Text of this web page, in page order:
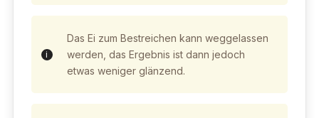
Das Ei zum Bestreichen kann weggelassen
werden, das Ergebnis ist dann jedoch
etwas weniger glänzend.